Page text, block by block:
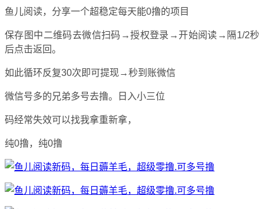
鱼儿阅读，分享一个超稳定每天能0撸的项目
保存图中二维码去微信扫码→授权登录→开始阅读→隔1/2秒
后点击返回。
如此循环反复30次即可提现→秒到账微信
微信号多的兄弟多号去撸。日入小三位
码经常失效可以找我拿重新拿，
纯0撸，纯0撸